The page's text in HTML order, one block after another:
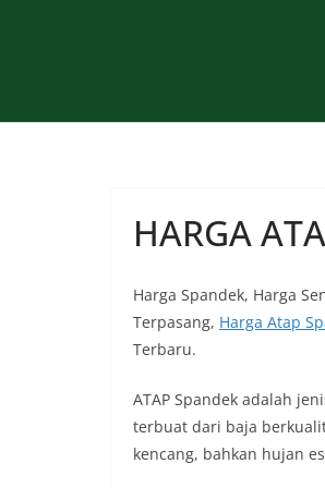
HARGA
Harga Spandek, Harga
Terpasang, Harga Atap
Terbaru.
ATAP Spandek adalah
terbuat dari baja
kencang, bahkan hujan